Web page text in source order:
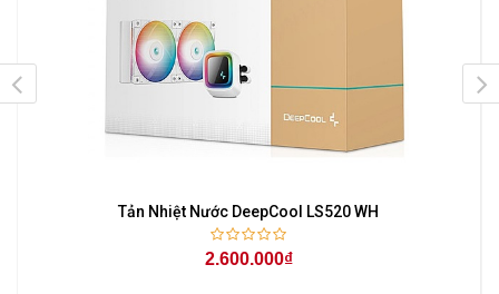
Tản Nhiệt Nước DeepCool LS520 WH
2.600.000₫